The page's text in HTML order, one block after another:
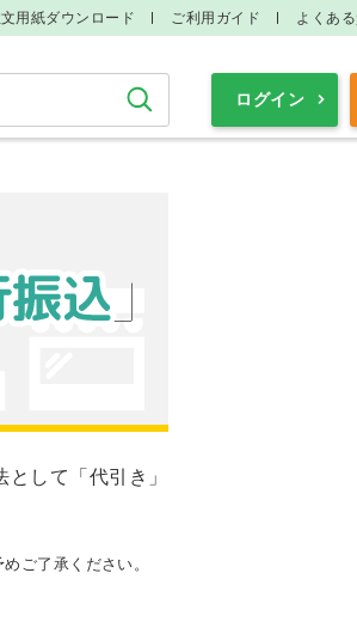
用紙ダウンロード ご利用ガイド よくあ
検索 ログイン
して「代引き」
ご了承ください。